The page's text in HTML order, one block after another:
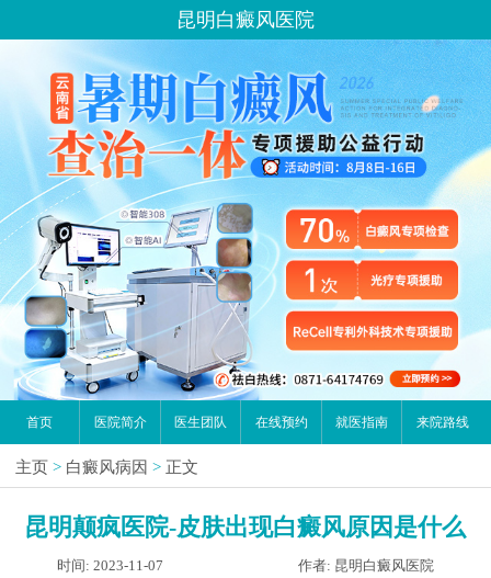
昆明白癜风医院
首页 医院简介 医生团队 在线预约 就医指南 来院路线
主页 > 白癜风病因 > 正文
昆明颠疯医院-皮肤出现白癜风原因是什么
时间: 2023-11-07 作者: 昆明白癜风医院